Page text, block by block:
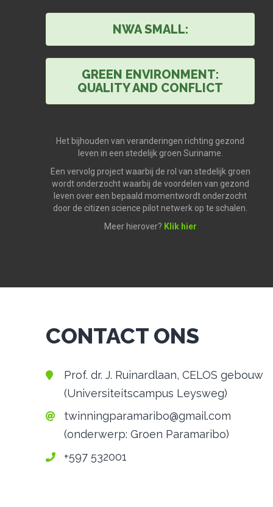
NWA SMALL:
GREEN ENVIRONMENT:
QUALITY AND CONFLICT
Het bijhouden van veranderingen richting gezond
leven in een stedelijk groen Suriname.
Een vervolg project waarbij de rol van stedelijk groen
wordt onderzocht waarbij de voordelen van gezond
leven over een bepaald momentwordt onderzocht
door de citizen science pilot netwerk op te schalen.
Meer hierover? Klik hier
CONTACT ONS
Prof. dr. J. Ruinardlaan, CELOS gebouw
(Universiteitscampus Leysweg)
twinningparamaribo@gmail.com
(onderwerp: Groen Paramaribo)
+597 532001